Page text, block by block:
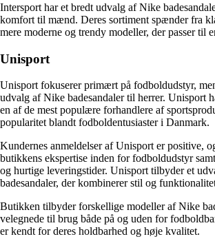
Intersport har et bredt udvalg af Nike
komfort til mænd. Deres sortiment spænder fra
mere moderne og trendy modeller, der passer til
Unisport
Unisport fokuserer primært på fodboldudstyr,
udvalg af Nike badesandaler til herrer. Unisport
en af de mest populære forhandlere af
popularitet blandt fodboldentusiaster i Danmark.
Kundernes anmeldelser af Unisport er positive,
butikkens ekspertise inden for fodboldudstyr
og hurtige leveringstider. Unisport tilbyder et
badesandaler, der kombinerer stil og
Butikken tilbyder forskellige modeller af Nike
velegnede til brug både på og uden for
er kendt for deres holdbarhed og høje kvalitet.